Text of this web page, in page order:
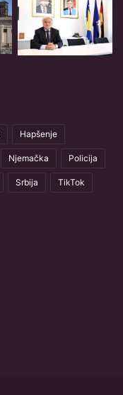
Hapšenje
Njemačka Policija
Srbija TikTok